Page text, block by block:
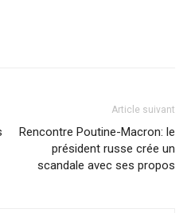
Article suivant
Rencontre Poutine-Macron: le
président russe crée un
scandale avec ses propos